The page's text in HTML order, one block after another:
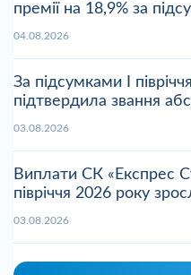
премії на 18,9% за
04.08.2026
За підсумками І
підтвердила звання
03.08.2026
Виплати СК «Експрес
півріччя 2026 року
03.08.2026